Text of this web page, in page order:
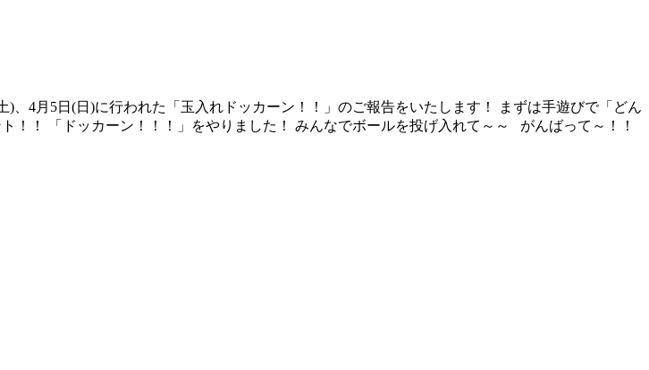
4月5日(日)に行われた「玉入れドッカーン！！」のご報告をいたします！ まずは手遊びで「どん
！！ 「ドッカーン！！！」をやりました！ みんなでボールを投げ入れて～～ がんばって～！！